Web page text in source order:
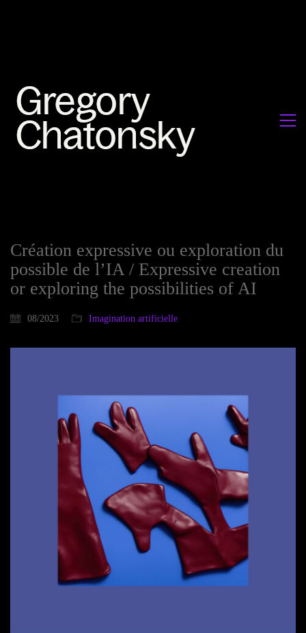
Création expressive ou exploration du
possible de l’IA / Expressive creation
or exploring the possibilities of AI
08/2023 Imagination artificielle